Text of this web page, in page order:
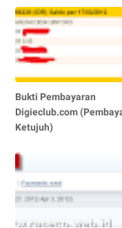
Bukti Pembayaran
Digieclub.com
Ketujuh)